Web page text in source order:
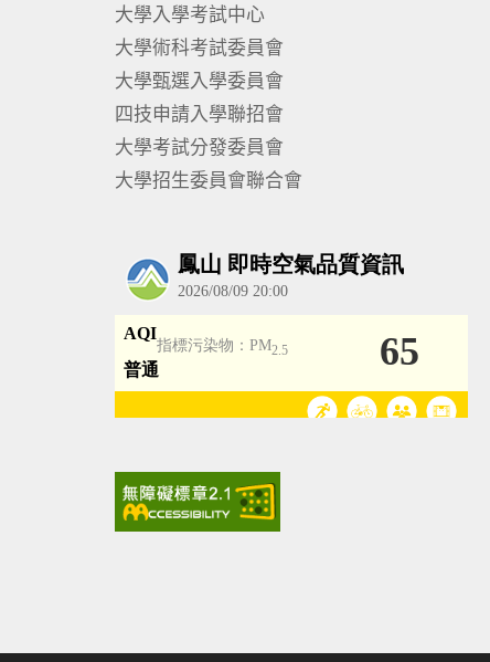
大學入學考試中心
大學術科考試委員會
大學甄選入學委員會
四技申請入學聯招會
大學考試分發委員會
大學招生委員會聯合會